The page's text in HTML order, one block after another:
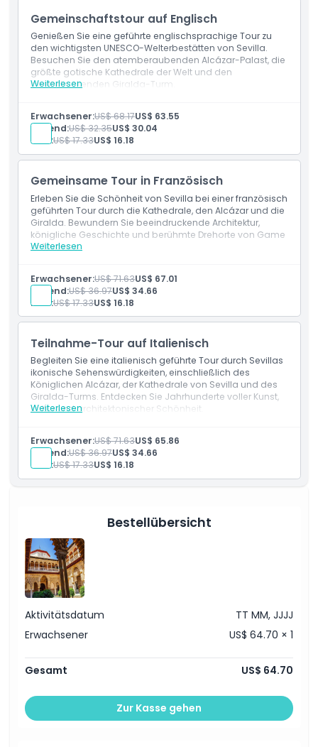
Richtlinie für Kinder und Erwachsene
Ausschlüsse
Wie man dorthin gelangt
Kleiderordnung
Stornierungsbedingungen
Gemeinschaftstour auf Englisch
Genießen Sie eine geführte englischsprachige Tour zu
den wichtigsten UNESCO-Welterbestätten von Sevilla.
Besuchen Sie den atemberaubenden Alcázar-Palast, die
größte gotische Kathedrale der Welt und den
beeindruckenden Giralda-Turm.
Weiterlesen
Eintritt zu: der Kathedrale, Giralda und Alcázar
Englischsprachiger Reiseführer
Erwachsener:US$ 68.17US$ 63.55
Jugend:US$ 32.35US$ 30.04
Kind:US$ 17.33US$ 16.18
Gemeinsame Tour in Französisch
Erleben Sie die Schönheit von Sevilla bei einer französisch
geführten Tour durch die Kathedrale, den Alcázar und die
Giralda. Bewundern Sie beeindruckende Architektur,
königliche Geschichte und berühmte Drehorte von Game
of Thrones.
Weiterlesen
Eintritt zu: der Kathedrale, Giralda und Alcazar
Französischsprachiger Führer
Erwachsener:US$ 71.63US$ 67.01
Jugend:US$ 36.97US$ 34.66
Kind:US$ 17.33US$ 16.18
Teilnahme-Tour auf Italienisch
Begleiten Sie eine italienisch geführte Tour durch Sevillas
ikonische Sehenswürdigkeiten, einschließlich des
Königlichen Alcázar, der Kathedrale von Sevilla und des
Giralda-Turms. Entdecken Sie Jahrhunderte voller Kunst,
Kultur und architektonischer Schönheit.
Weiterlesen
Eintritt zu: der Kathedrale, Giralda und Alcazar
Italienischsprachiger Reiseführer
Erwachsener:US$ 71.63US$ 65.86
Jugend:US$ 36.97US$ 34.66
Kind:US$ 17.33US$ 16.18
Bestellübersicht
Aktivitätsdatum
TT MM, JJJJ
Erwachsener
US$ 64.70 × 1
Gesamt US$ 64.70
Zur Kasse gehen